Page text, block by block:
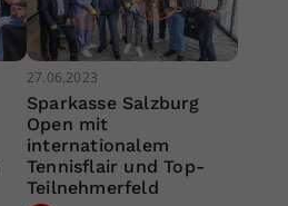
27.06.2023
Sparkasse Salzburg
Open mit
internationalem
Tennisflair und Top-
Teilnehmerfeld